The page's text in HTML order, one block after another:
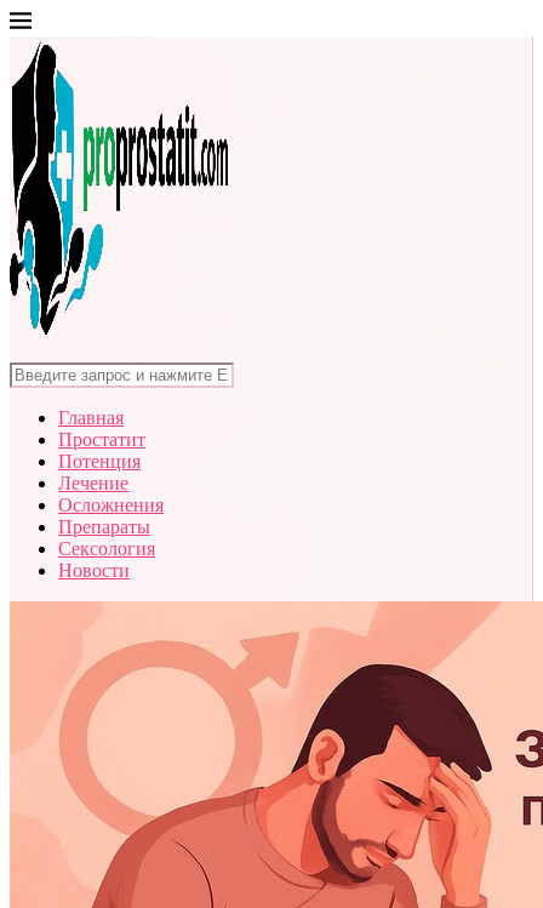
Главная
Простатит
Потенция
Лечение
Осложнения
Препараты
Сексология
Новости